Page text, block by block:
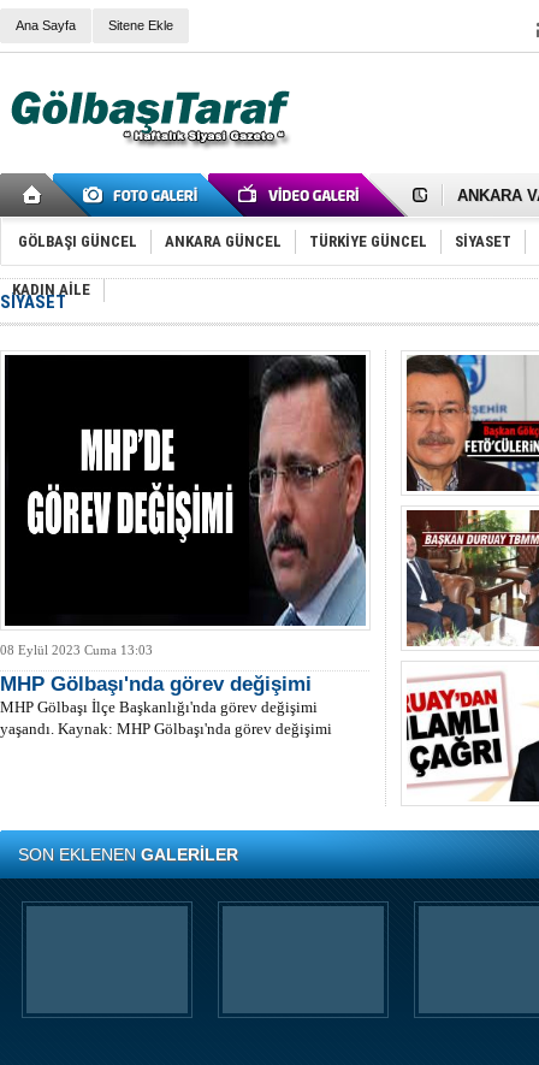
Ana Sayfa Sitene Ekle
ANKARA
Cemal
Samet
FAİZ
SPOR
Mikail
RECEP
Gölbaşı
İNCEK
GÖLBAŞI GÜNCEL ANKARA GÜNCEL TÜRKİYE GÜNCEL SİYASET
KADIN AİLE
SİYASET
08 Eylül 2023 Cuma 13:03
MHP Gölbaşı'nda görev değişimi
MHP Gölbaşı İlçe Başkanlığı'nda görev değişimi
yaşandı. Kaynak: MHP Gölbaşı'nda görev değişimi
SON EKLENENGALERİLER